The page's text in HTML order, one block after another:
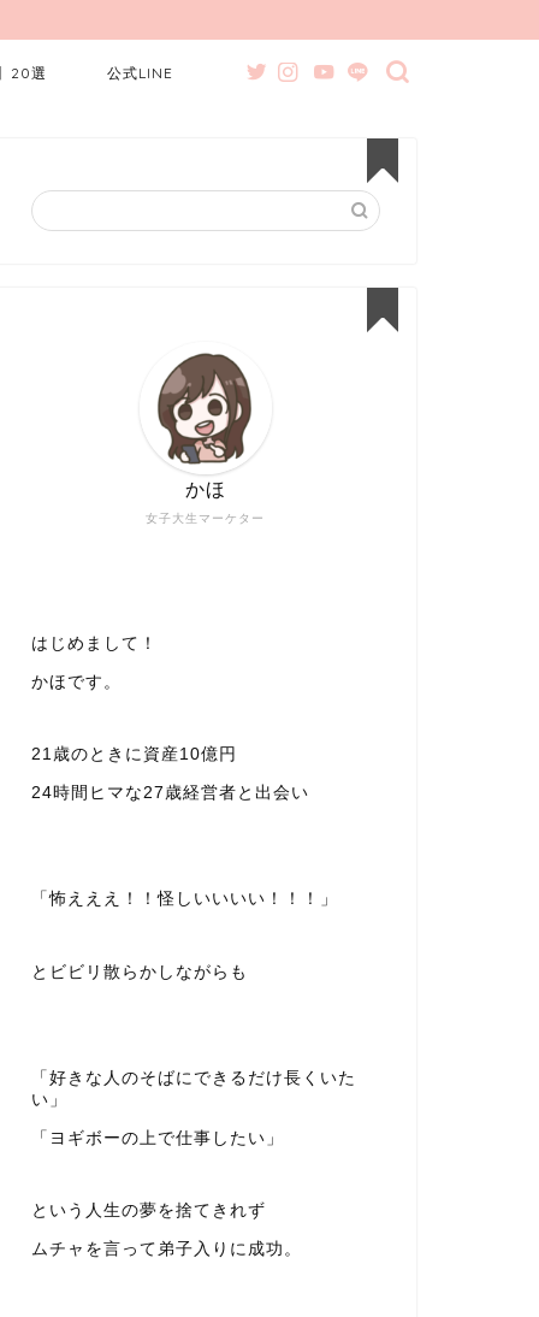
20選 公式LINE
女子大生マーケター
かほ
はじめまして！
かほです。
21歳のときに資産10億円
24時間ヒマな27歳経営者と出会い
「怖えええ！！怪しいいいい！！！」
とビビリ散らかしながらも
「好きな人のそばにできるだけ長くいた
い」
「ヨギボーの上で仕事したい」
という人生の夢を捨てきれず
ムチャを言って弟子入りに成功。